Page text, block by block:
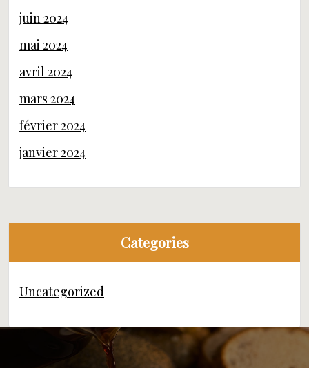
juin 2024
mai 2024
avril 2024
mars 2024
février 2024
janvier 2024
Categories
Uncategorized